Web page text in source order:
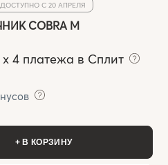
ДОСТУПНО С 20 АПРЕЛЯ
COBRA M
x 4 платежа в Сплит
+ В КОРЗИНУ